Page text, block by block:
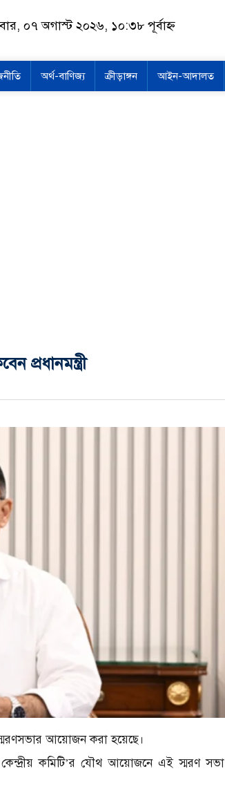
০৭ অগাস্ট ২০২৬, ১০:৩৮ পূর্বাহ্ন
অর্থ-বাণিজ্য ক্রীড়াঙ্গন আইন-আদালত
প্রধানমন্ত্রী
আয়োজন করা হয়েছে।
কমিটি’র যৌথ আয়োজনে এই স্মরণ সভা